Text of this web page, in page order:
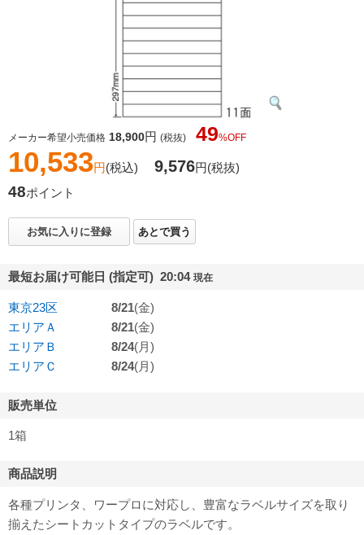
メーカー希望小売価格 18,900円 (税抜) 49%OFF
10,533円(税込) 9,576円(税抜)
48ポイント
お気に入りに登録 あとで買う
最短お届け可能日 (指定可) 20:04 現在
東京23区 8/21(金)
エリアＡ
8/21(金)
エリアＢ
8/24(月)
エリアＣ
8/24(月)
販売単位
1箱
商品説明
各種プリンタ、ワープロに対応し、豊富なラベルサイズを取り
揃えたシートカットタイプのラベルです。